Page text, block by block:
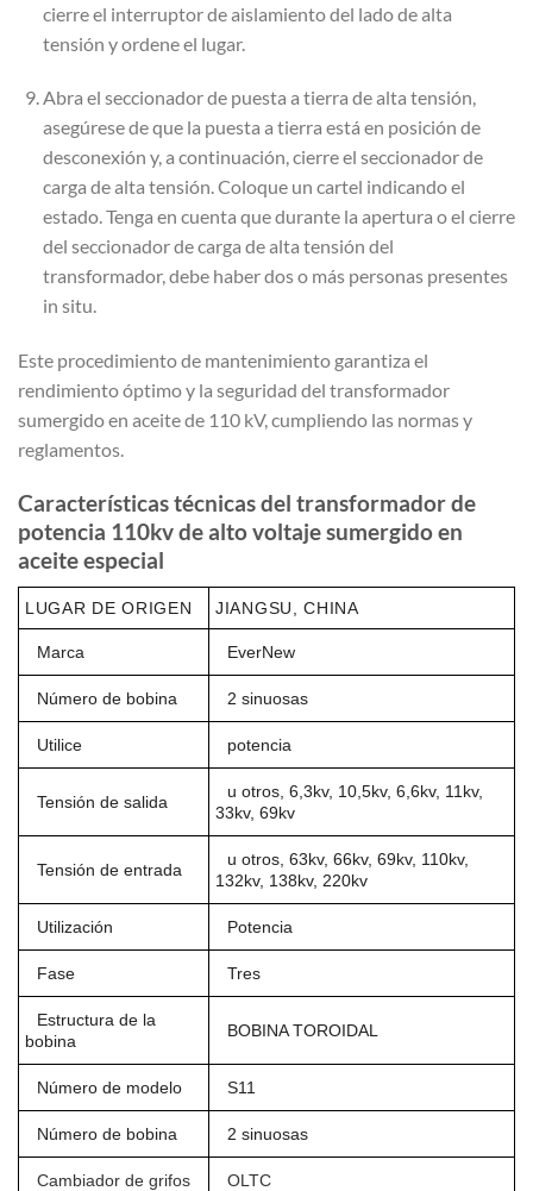
cierre el interruptor de aislamiento del lado de alta
tensión y ordene el lugar.
Abra el seccionador de puesta a tierra de alta tensión,
asegúrese de que la puesta a tierra está en posición de
desconexión y, a continuación, cierre el seccionador de
carga de alta tensión. Coloque un cartel indicando el
estado. Tenga en cuenta que durante la apertura o el cierre
del seccionador de carga de alta tensión del
transformador, debe haber dos o más personas presentes
in situ.
Este procedimiento de mantenimiento garantiza el
rendimiento óptimo y la seguridad del transformador
sumergido en aceite de 110 kV, cumpliendo las normas y
reglamentos.
Características técnicas del transformador de
potencia 110kv de alto voltaje sumergido en
aceite especial
LUGAR DE ORIGEN JIANGSU, CHINA
Marca EverNew
Número de bobina 2 sinuosas
Utilice potencia
Tensión de salida
u otros, 6,3kv, 10,5kv, 6,6kv, 11kv,
33kv, 69kv
Tensión de entrada
u otros, 63kv, 66kv, 69kv, 110kv,
132kv, 138kv, 220kv
Utilización Potencia
Fase Tres
Estructura de la
bobina
BOBINA TOROIDAL
Número de modelo S11
Número de bobina 2 sinuosas
Cambiador de grifos OLTC